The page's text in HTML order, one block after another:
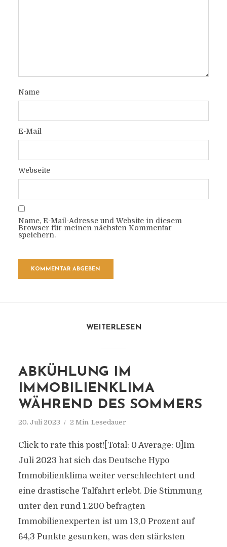
Name
E-Mail
Webseite
Name, E-Mail-Adresse und Website in diesem
Browser für meinen nächsten Kommentar
speichern.
WEITERLESEN
ABKÜHLUNG IM
IMMOBILIENKLIMA
WÄHREND DES SOMMERS
20. Juli 2023 2 Min. Lesedauer
Click to rate this post![Total: 0 Average: 0]Im
Juli 2023 hat sich das Deutsche Hypo
Immobilienklima weiter verschlechtert und
eine drastische Talfahrt erlebt. Die Stimmung
unter den rund 1.200 befragten
Immobilienexperten ist um 13,0 Prozent auf
64,3 Punkte gesunken, was den stärksten